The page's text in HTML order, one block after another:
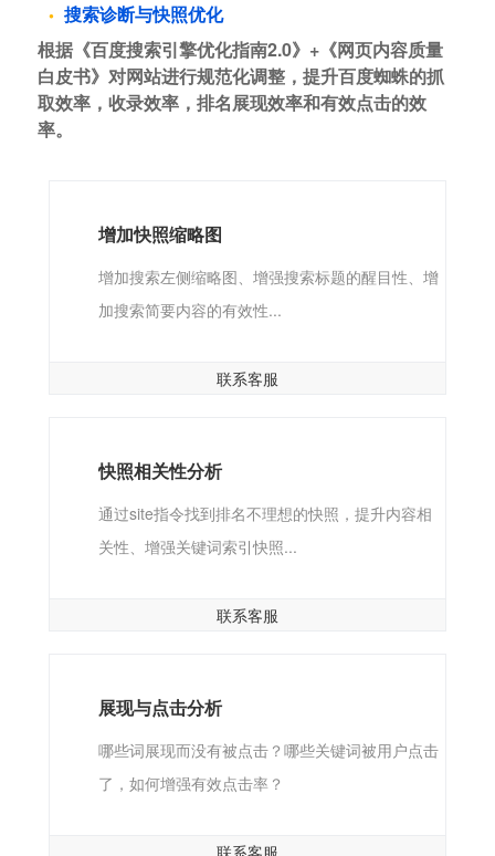
搜索诊断与快照优化
根据《百度搜索引擎优化指南2.0》+《网页内容质量
白皮书》对网站进行规范化调整，提升百度蜘蛛的抓
取效率，收录效率，排名展现效率和有效点击的效
率。
增加快照缩略图
增加搜索左侧缩略图、增强搜索标题的醒目性、增
加搜索简要内容的有效性...
联系客服
快照相关性分析
通过site指令找到排名不理想的快照，提升内容相
关性、增强关键词索引快照...
联系客服
展现与点击分析
哪些词展现而没有被点击？哪些关键词被用户点击
了，如何增强有效点击率？